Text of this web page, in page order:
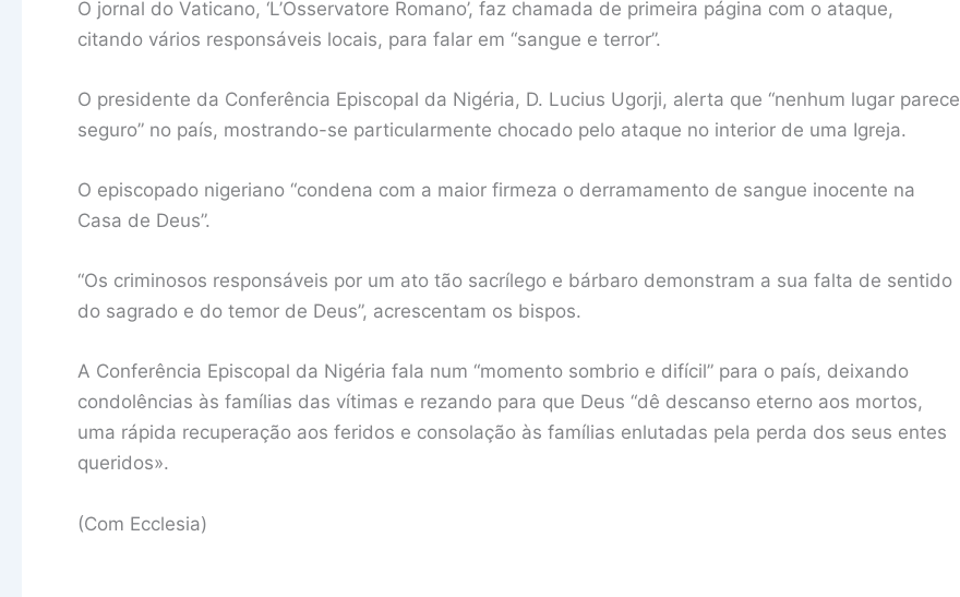
O jornal do Vaticano, ‘L’Osservatore Romano’, faz chamada de primeira página com o ataque,
citando vários responsáveis locais, para falar em “sangue e terror”.
O presidente da Conferência Episcopal da Nigéria, D. Lucius Ugorji, alerta que “nenhum lugar parece
seguro” no país, mostrando-se particularmente chocado pelo ataque no interior de uma Igreja.
O episcopado nigeriano “condena com a maior firmeza o derramamento de sangue inocente na
Casa de Deus”.
“Os criminosos responsáveis ​​por um ato tão sacrílego e bárbaro demonstram a sua falta de sentido
do sagrado e do temor de Deus”, acrescentam os bispos.
A Conferência Episcopal da Nigéria fala num “momento sombrio e difícil” para o país, deixando
condolências às famílias das vítimas e rezando para que Deus “dê descanso eterno aos mortos,
uma rápida recuperação aos feridos e consolação às famílias enlutadas pela perda dos seus entes
queridos».
(Com Ecclesia)